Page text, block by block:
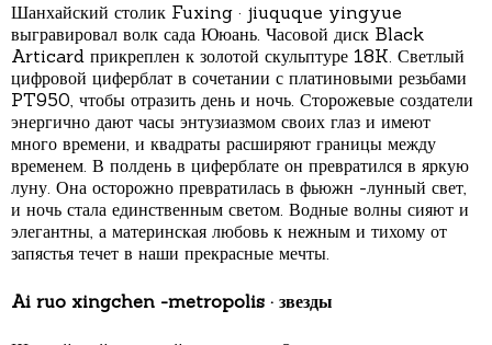
Шанхайский столик Fuxing · jiuquque yingyue
выгравировал волк сада Ююань. Часовой диск Black
Articard прикреплен к золотой скульптуре 18K. Светлый
цифровой циферблат в сочетании с платиновыми резьбами
PT950, чтобы отразить день и ночь. Сторожевые создатели
энергично дают часы энтузиазмом своих глаз и имеют
много времени, и квадраты расширяют границы между
временем. В полдень в циферблате он превратился в яркую
луну. Она осторожно превратилась в фьюжн -лунный свет,
и ночь стала единственным светом. Водные волны сияют и
элегантны, а материнская любовь к нежным и тихому от
запястья течет в наши прекрасные мечты.
Ai ruo xingchen -metropolis · звезды